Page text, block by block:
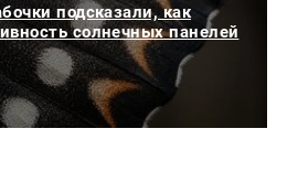
подсказали, как
солнечных панелей